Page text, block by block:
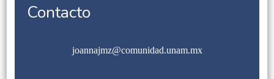
Contacto
joannajmz@comunidad.unam.mx